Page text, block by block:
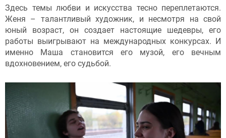
Здесь темы любви и искусства тесно переплетаются.
Женя – талантливый художник, и несмотря на свой
юный возраст, он создает настоящие шедевры, его
работы выигрывают на международных конкурсах. И
именно Маша становится его музой, его вечным
вдохновением, его судьбой.